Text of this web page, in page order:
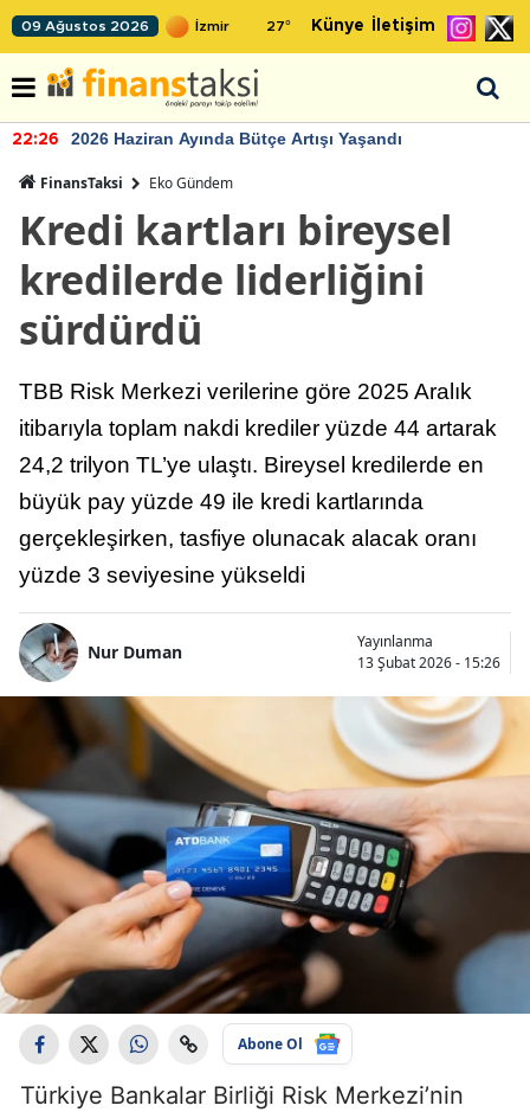
09 Ağustos 2026 27° Künye İletişim
22:26 2026 Haziran Ayında Bütçe Artışı Yaşandı
FinansTaksi Eko Gündem
Kredi kartları bireysel
kredilerde liderliğini
sürdürdü
TBB Risk Merkezi verilerine göre 2025 Aralık
itibarıyla toplam nakdi krediler yüzde 44 artarak
24,2 trilyon TL’ye ulaştı. Bireysel kredilerde en
büyük pay yüzde 49 ile kredi kartlarında
gerçekleşirken, tasfiye olunacak alacak oranı
yüzde 3 seviyesine yükseldi
Nur Duman
Yayınlanma
13 Şubat 2026 - 15:26
Abone Ol
Türkiye Bankalar Birliği Risk Merkezi’nin